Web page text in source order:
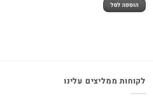
הוספה לסל
לקוחות ממליצים עלינו